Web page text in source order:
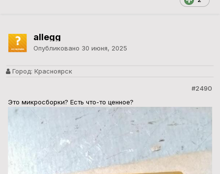
allegg
Опубликовано 30 июня, 2025
Город: Красноярск
#2490
Это микросборки? Есть что-то ценное?